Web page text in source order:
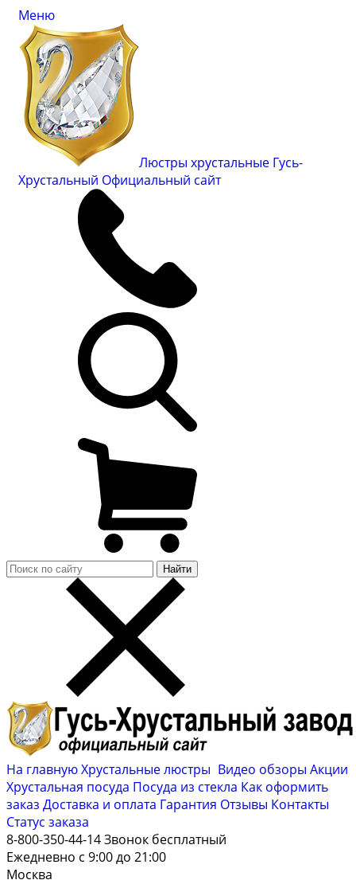
Меню
Люстры хрустальные Гусь-
Хрустальный Официальный сайт
Найти
На главнуюХрустальные люстры Видео обзоры Акции
Хрустальная посуда Посуда из стекла Как оформить
заказ Доставка и оплата Гарантия Отзывы Контакты
Cтатус заказа
8-800-350-44-14Звонок бесплатный
Ежедневно с 9:00 до 21:00
Москва